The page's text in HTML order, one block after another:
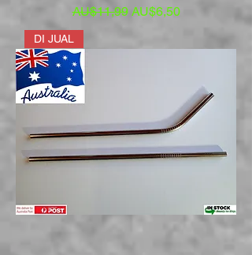
Harga Reguler
AU$11,99 Harga Promosi
AU$6,50
DI JUAL